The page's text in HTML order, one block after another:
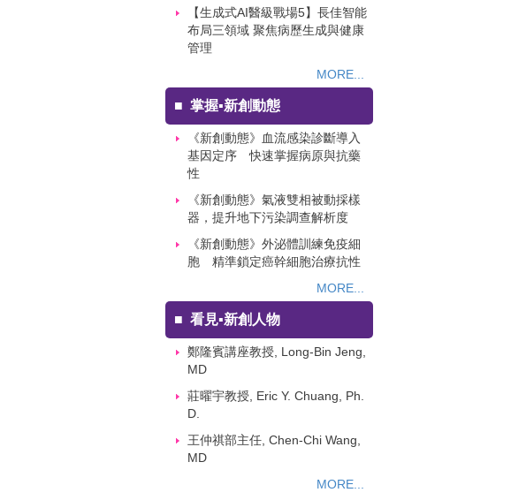
【生成式AI醫級戰場5】長佳智能
布局三領域 聚焦病歷生成與健康
管理
MORE...
■ 掌握▪新創動態
《新創動態》血流感染診斷導入
基因定序 快速掌握病原與抗藥
性
《新創動態》氣液雙相被動採樣
器，提升地下污染調查解析度
《新創動態》外泌體訓練免疫細
胞 精準鎖定癌幹細胞治療抗性
MORE...
■ 看見▪新創人物
鄭隆賓講座教授, Long-Bin Jeng,
MD
莊曜宇教授, Eric Y. Chuang, Ph.
D.
王仲祺部主任, Chen-Chi Wang,
MD
MORE...